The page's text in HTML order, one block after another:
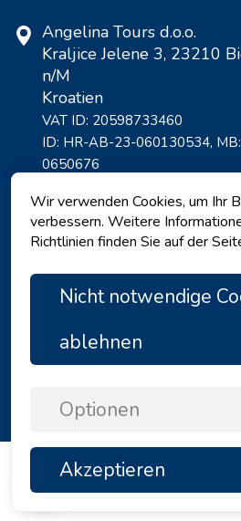
Angelina Tours d.o.o.
Kraljice Jelene 3, 23210
n/M
Kroatien
VAT ID: 20598733460
ID: HR-AB-23-060130534, MB:
0650676
Copyright © 2026 by
Wir verwenden Cookies, um Ihr
verbessern. Weitere
Richtlinien finden Sie auf der
Nicht notwendige
ablehnen
Optionen
Akzeptieren